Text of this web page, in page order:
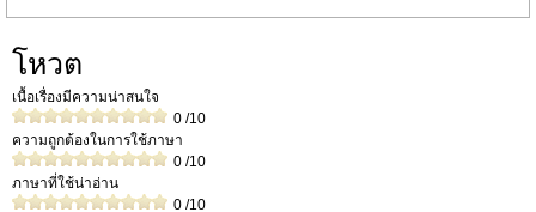
โหวต
เนื้อเรื่องมีความน่าสนใจ
0 /10
ความถูกต้องในการใช้ภาษา
0 /10
ภาษาที่ใช้น่าอ่าน
0 /10